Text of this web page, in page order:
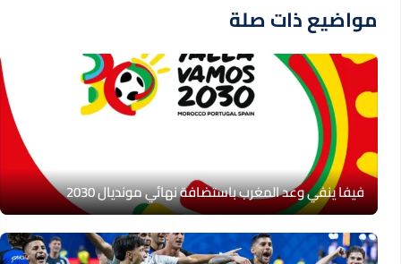
مواضيع ذات صلة
فيفا ينفي وعد المغرب باستضافة نهائي مونديال 2030